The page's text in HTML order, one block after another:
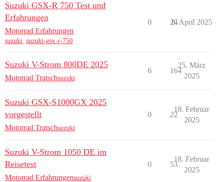
Suzuki GSX-R 750 Test und
Erfahrungen
Motorrad Erfahrungen
suzuki, suzuki-gsx-r-750
0 24
8. April 2025
Suzuki V-Strom 800DE 2025
Motorrad Tratschsuzuki
6 164
25. März
2025
Suzuki GSX-S1000GX 2025
vorgestellt
Motorrad Tratschsuzuki
0 22
18. Februar
2025
Suzuki V-Strom 1050 DE im
Reisetest
Motorrad Erfahrungensuzuki
0 53
18. Februar
2025